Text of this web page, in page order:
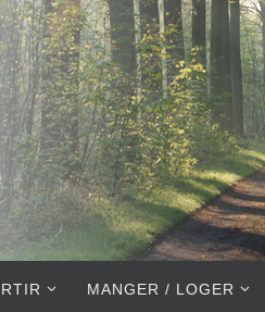
MANGER / LOGER